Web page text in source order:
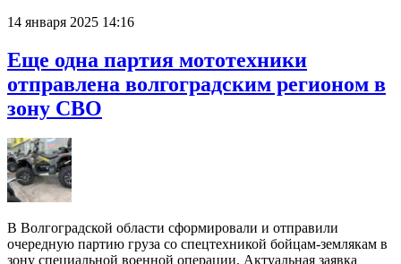
14 января 2025 14:16
Еще одна партия мототехники
отправлена волгоградским регионом в
зону СВО
В Волгоградской области сформировали и отправили
очередную партию груза со спецтехникой бойцам-землякам в
зону специальной военной операции. Актуальная заявка